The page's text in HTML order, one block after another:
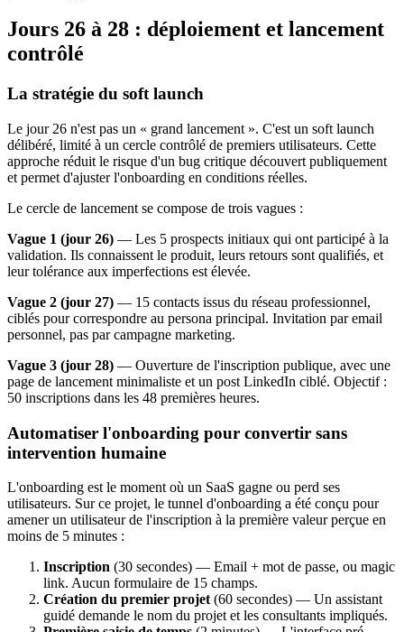
Jours 26 à 28 : déploiement et lancement
contrôlé
La stratégie du soft launch
Le jour 26 n'est pas un « grand lancement ». C'est un soft launch
délibéré, limité à un cercle contrôlé de premiers utilisateurs. Cette
approche réduit le risque d'un bug critique découvert publiquement
et permet d'ajuster l'onboarding en conditions réelles.
Le cercle de lancement se compose de trois vagues :
Vague 1 (jour 26) — Les 5 prospects initiaux qui ont participé à la
validation. Ils connaissent le produit, leurs retours sont qualifiés, et
leur tolérance aux imperfections est élevée.
Vague 2 (jour 27) — 15 contacts issus du réseau professionnel,
ciblés pour correspondre au persona principal. Invitation par email
personnel, pas par campagne marketing.
Vague 3 (jour 28) — Ouverture de l'inscription publique, avec une
page de lancement minimaliste et un post LinkedIn ciblé. Objectif :
50 inscriptions dans les 48 premières heures.
Automatiser l'onboarding pour convertir sans
intervention humaine
L'onboarding est le moment où un SaaS gagne ou perd ses
utilisateurs. Sur ce projet, le tunnel d'onboarding a été conçu pour
amener un utilisateur de l'inscription à la première valeur perçue en
moins de 5 minutes :
Inscription (30 secondes) — Email + mot de passe, ou magic
link. Aucun formulaire de 15 champs.
Création du premier projet(60 secondes) — Un assistant
guidé demande le nom du projet et les consultants impliqués.